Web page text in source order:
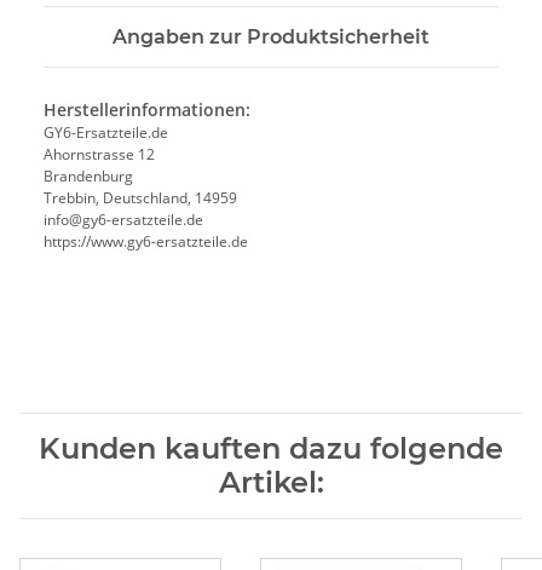
Angaben zur Produktsicherheit
Herstellerinformationen:
GY6-Ersatzteile.de
Ahornstrasse 12
Brandenburg
Trebbin, Deutschland, 14959
info@gy6-ersatzteile.de
https://www.gy6-ersatzteile.de
Kunden kauften dazu folgende
Artikel: